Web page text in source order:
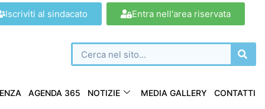
Iscriviti al sindacato Entra nell'area riservata
AGENDA 365 NOTIZIE MEDIA GALLERY CONTATTI